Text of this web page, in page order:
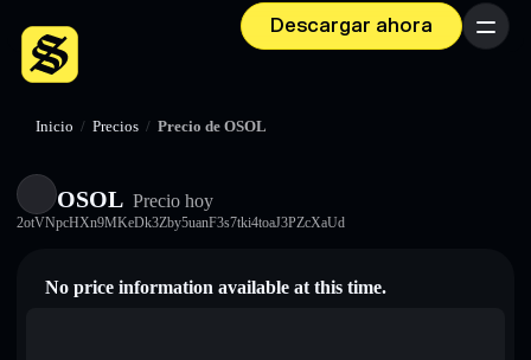
Descargar ahora Menú
Inicio / Precios / Precio de OSOL
OSOL Precio hoy
2otVNpcHXn9MKeDk3Zby5uanF3s7tki4toaJ3PZcXaUd
No price information available at this time.